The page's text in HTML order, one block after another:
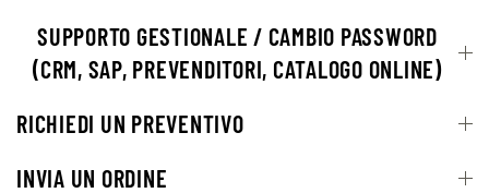
SUPPORTO GESTIONALE / CAMBIO PASSWORD
(CRM, SAP, PREVENDITORI, CATALOGO ONLINE)
RICHIEDI UN PREVENTIVO
INVIA UN ORDINE